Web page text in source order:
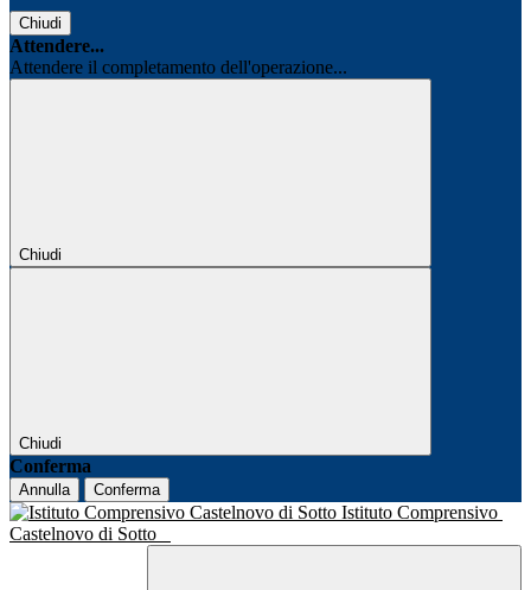
Chiudi
Attendere...
Attendere il completamento dell'operazione...
Chiudi
Chiudi
Conferma
Annulla Conferma
Istituto Comprensivo
Castelnovo di Sotto